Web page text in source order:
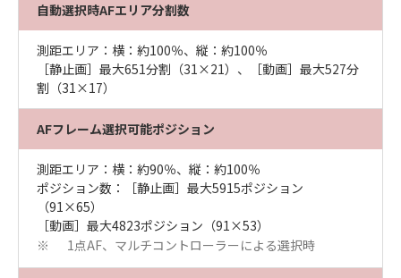
自動選択時AFエリア分割数
測距エリア：横：約100％、縦：約100％
［静止画］最大651分割（31×21）、［動画］最大527分
割（31×17）
AFフレーム選択可能ポジション
測距エリア：横：約90％、縦：約100％
ポジション数：［静止画］最大5915ポジション
（91×65）
［動画］最大4823ポジション（91×53）
※ 1点AF、マルチコントローラーによる選択時